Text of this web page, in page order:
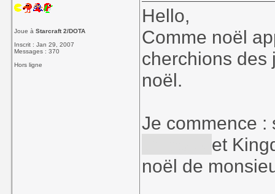
Joue àStarcraft 2/DOTA
Inscrit : Jan 29, 2007
Messages : 370
Hors ligne
Hello,
Comme noël
cherchions des
noël.
Je commence
et
noël de